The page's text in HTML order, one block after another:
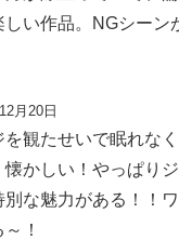
い作品。NGシーン
月20日
を観たせいで眠れな
かしい！やっぱり
な魅力がある！！
！